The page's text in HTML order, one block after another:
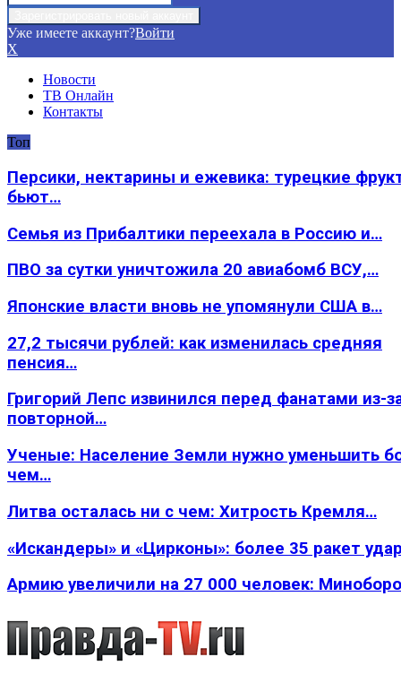
Уже имеете аккаунт?Войти
X
Новости
ТВ Онлайн
Контакты
Топ
Персики, нектарины и ежевика: турецкие
бьют…
Семья из Прибалтики переехала в Россию и…
ПВО за сутки уничтожила 20 авиабомб ВСУ,…
Японские власти вновь не упомянули США в…
27,2 тысячи рублей: как изменилась средняя
пенсия…
Григорий Лепс извинился перед фанатами из-
повторной…
Ученые: Население Земли нужно уменьшить
чем…
Литва осталась ни с чем: Хитрость Кремля…
«Искандеры» и «Цирконы»: более 35 ракет
Армию увеличили на 27 000 человек: